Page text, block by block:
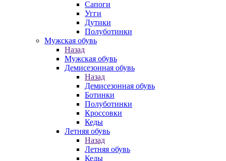
Сапоги
Угги
Дутики
Полуботинки
Мужская обувь
Назад
Мужская обувь
Демисезонная обувь
Назад
Демисезонная обувь
Ботинки
Полуботинки
Кроссовки
Кеды
Летняя обувь
Назад
Летняя обувь
Кеды